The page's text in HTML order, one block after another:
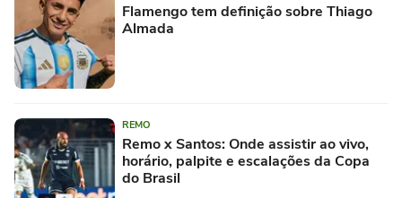
Flamengo tem definição sobre Thiago
Almada
REMO
Remo x Santos: Onde assistir ao vivo,
horário, palpite e escalações da Copa
do Brasil